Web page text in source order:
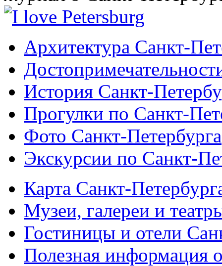
Архитектура Санкт-
История Санкт-
Прогулки по Санкт-
Фото Санкт-Петербурга
Экскурсии по Санкт-
Карта Санкт-
Музеи, галереи и
Гостиницы и отели
Полезная информация